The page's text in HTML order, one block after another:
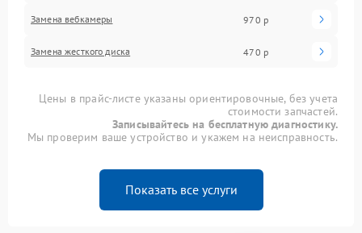
Замена вебкамеры 970 р
Замена жесткого диска 470 р
Цены в прайс-листе указаны ориентировочные, без учета
стоимости запчастей.
Записывайтесь на бесплатную диагностику.
Мы проверим ваше устройство и укажем на неисправность.
Показать все услуги